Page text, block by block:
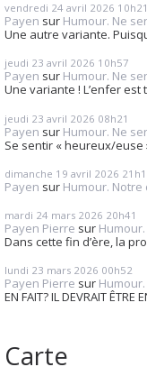
vendredi 24 avril 2026 10h21
Payen sur Humour. Ne
Une autre variante.
jeudi 23 avril 2026 10h57
Payen sur Humour. Ne
Une variante ! L’enfer est
jeudi 23 avril 2026 08h21
Payen sur Humour. Ne
Se sentir « heureux/euse
dimanche 19 avril 2026
Payen sur Humour. Notre
mardi 24 mars 2026 20h41
Payen Pierre sur
Dans cette fin d’ère, la
lundi 23 mars 2026 00h52
Payen Pierre sur Humour.
EN FAIT? IL DEVRAIT ÊTRE
Carte